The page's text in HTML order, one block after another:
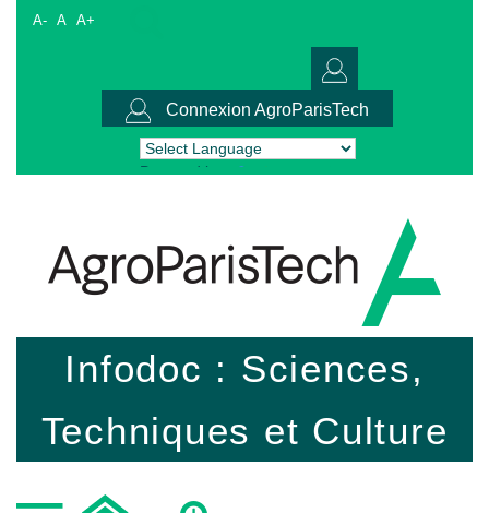
A- A A+
Connexion AgroParisTech
Powered by Translate
Infodoc : Sciences,
Techniques et Culture